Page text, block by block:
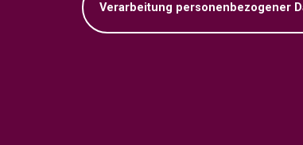
Verarbeitung personenbezogener